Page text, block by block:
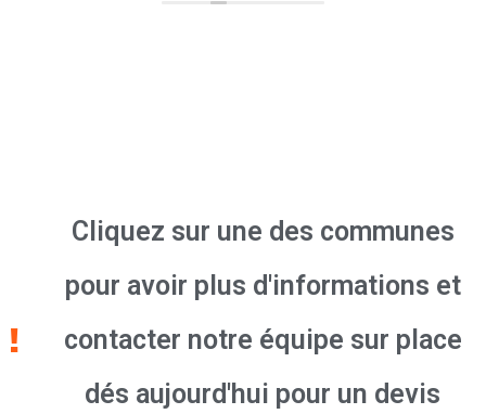
Cliquez sur une des communes
pour avoir plus d'informations et
contacter notre équipe sur place
dés aujourd'hui pour un devis